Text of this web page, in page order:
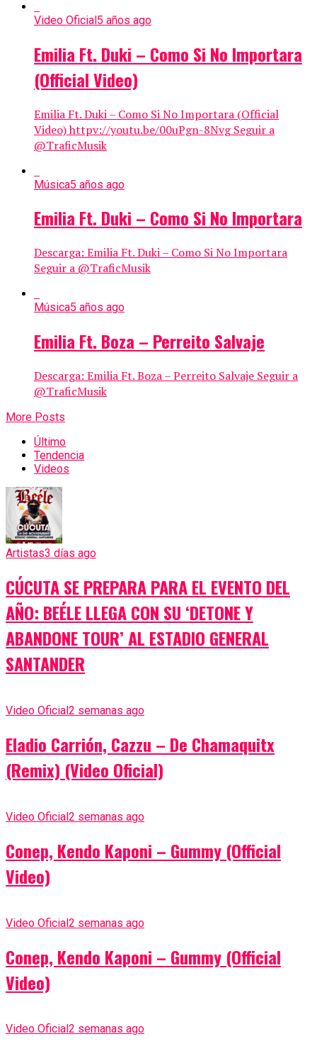
Video Oficial5 años ago
Emilia Ft. Duki – Como Si No Importara
(Official Video)
Emilia Ft. Duki – Como Si No Importara (Official
Video) httpv://youtu.be/00uPgn-8Nvg Seguir a
@TraficMusik
Música5 años ago
Emilia Ft. Duki – Como Si No Importara
Descarga: Emilia Ft. Duki – Como Si No Importara
Seguir a @TraficMusik
Música5 años ago
Emilia Ft. Boza – Perreito Salvaje
Descarga: Emilia Ft. Boza – Perreito Salvaje Seguir a
@TraficMusik
More Posts
Último
Tendencia
Videos
Artistas3 días ago
CÚCUTA SE PREPARA PARA EL EVENTO DEL
AÑO: BEÉLE LLEGA CON SU ‘DETONE Y
ABANDONE TOUR’ AL ESTADIO GENERAL
SANTANDER
Video Oficial2 semanas ago
Eladio Carrión, Cazzu – De Chamaquitx
(Remix) (Video Oficial)
Video Oficial2 semanas ago
Conep, Kendo Kaponi – Gummy (Official
Video)
Video Oficial2 semanas ago
Conep, Kendo Kaponi – Gummy (Official
Video)
Video Oficial 2 semanas ago